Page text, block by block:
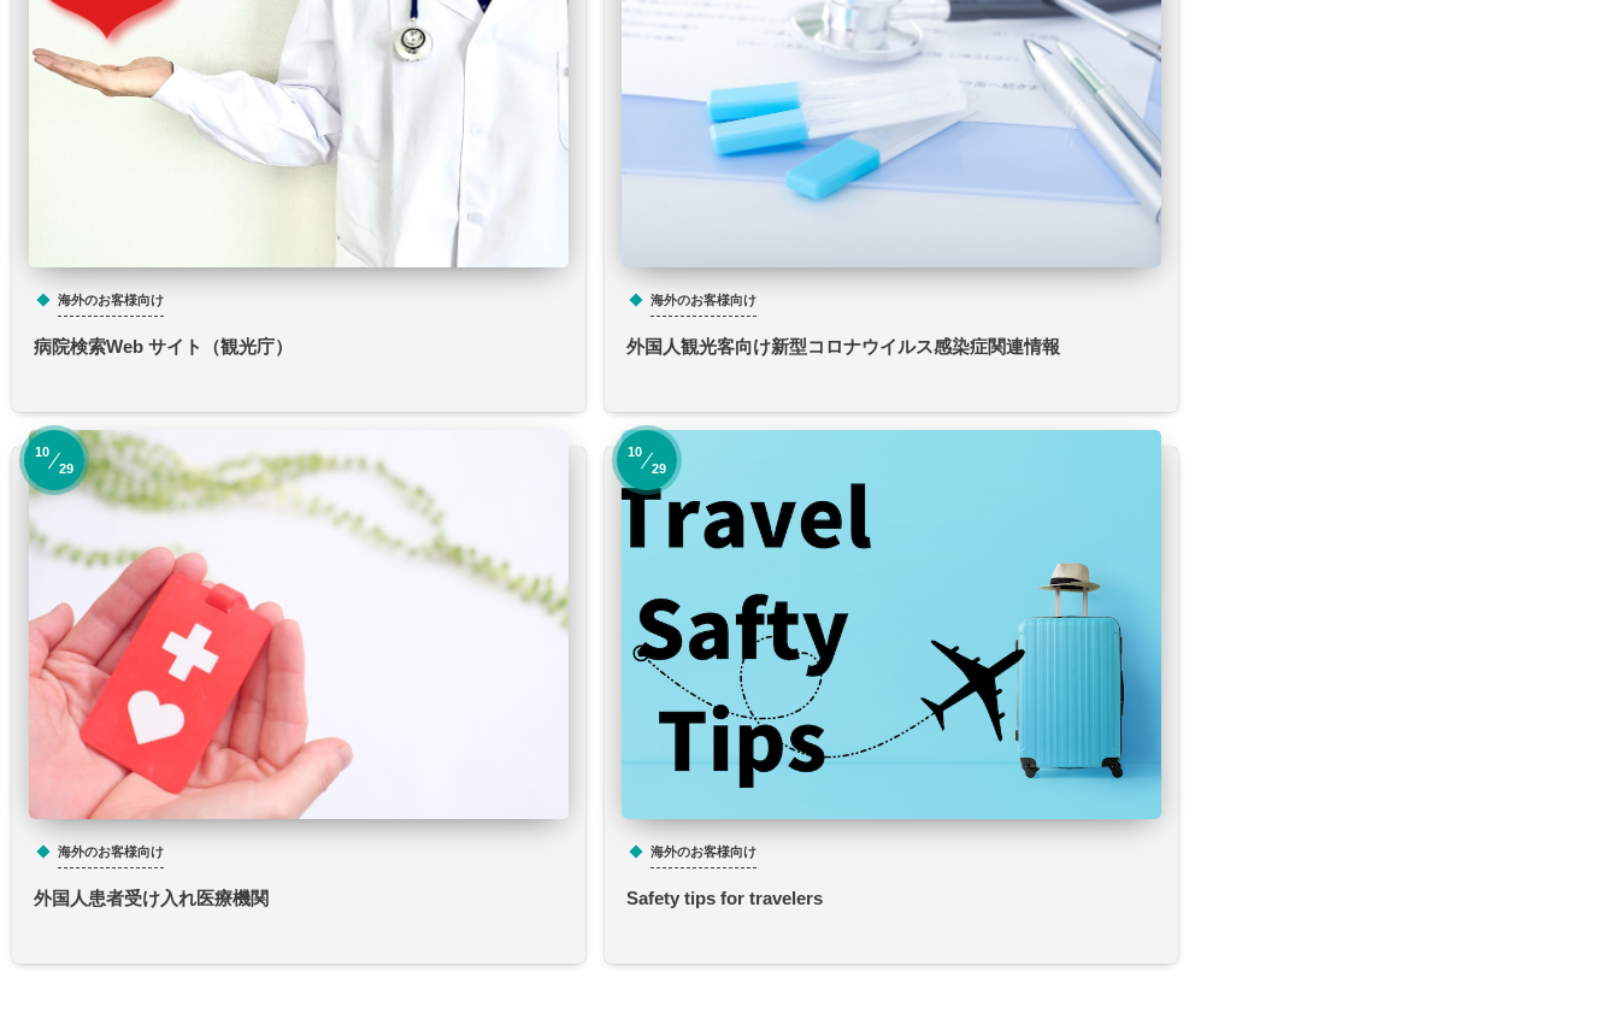
海外のお客様向け
病院検索Web サイト（観光庁）
海外のお客様向け
外国人観光客向け新型コロナウイルス感染症関連情報
海外のお客様向け
外国人患者受け入れ医療機関
10
29
海外のお客様向け
Safety tips for travelers
10
29